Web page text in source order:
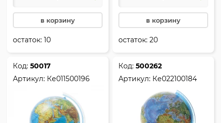
в корзину
остаток:10
в корзину
остаток:20
Код:50017
Артикул: Ке011500196
Код:500262
Артикул: Ке022100184